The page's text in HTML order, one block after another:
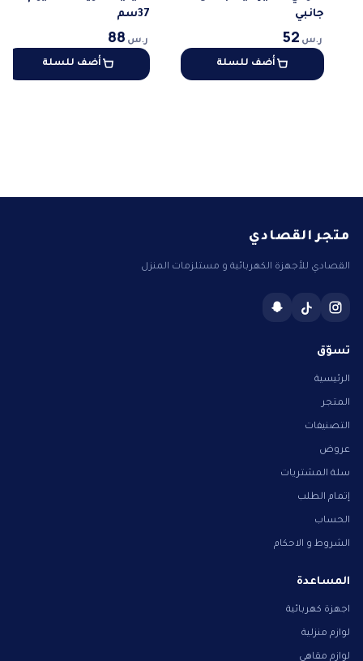
جانبي
ر.س 52
أضف للسلة
37سم
ر.س 88
أضف للسلة
متجر القصادي
القصادي للأجهزة الكهربائية و مستلزمات المنزل
تسوّق
الرئيسية
المتجر
التصنيفات
عروض
سلة المشتريات
إتمام الطلب
الحساب
الشروط و الاحكام
المساعدة
اجهزة كهربائية
لوازم منزلية
لوازم مقاهي